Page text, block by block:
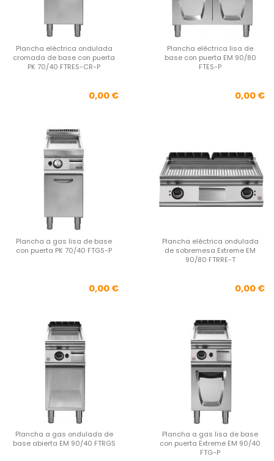
Plancha eléctrica ondulada
cromada de base con puerta
PK 70/40 FTRES-CR-P
Precio
0,00 €
Plancha eléctrica lisa de
base con puerta EM 90/80
FTES-P
0,00 €
Plancha a gas lisa de base
con puerta PK 70/40 FTGS-P
Precio
0,00 €
Plancha eléctrica ondulada
de sobremesa Extreme EM
90/80 FTRRE-T
0,00 €
Plancha a gas ondulada de
base abierta EM 90/40 FTRGS
Plancha a gas lisa de base
con puerta Extreme EM 90/40
FTG-P